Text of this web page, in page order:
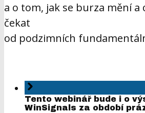
a o tom, jak se burza mění a
čekat
od podzimních
Tento webinář bude i o
WinSignals za období